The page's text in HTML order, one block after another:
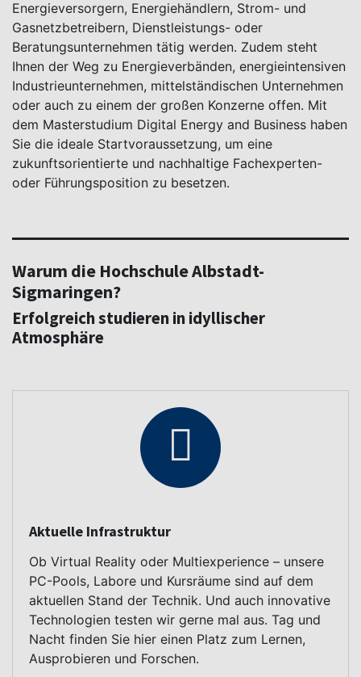
Energieversorgern, Energiehändlern, Strom- und
Gasnetzbetreibern, Dienstleistungs- oder
Beratungsunternehmen tätig werden. Zudem steht
Ihnen der Weg zu Energieverbänden, energieintensiven
Industrieunternehmen, mittelständischen Unternehmen
oder auch zu einem der großen Konzerne offen. Mit
dem Masterstudium Digital Energy and Business haben
Sie die ideale Startvoraussetzung, um eine
zukunftsorientierte und nachhaltige Fachexperten-
oder Führungsposition zu besetzen.
Warum die Hochschule Albstadt-
Sigmaringen?
Erfolgreich studieren in idyllischer
Atmosphäre
Aktuelle Infrastruktur
Ob Virtual Reality oder Multiexperience – unsere
PC-Pools, Labore und Kursräume sind auf dem
aktuellen Stand der Technik. Und auch innovative
Technologien testen wir gerne mal aus. Tag und
Nacht finden Sie hier einen Platz zum Lernen,
Ausprobieren und Forschen.